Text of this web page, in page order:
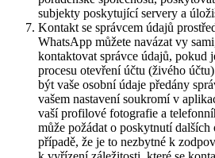
subjekty poskytující servery a
Kontakt se správcem údajů
WhatsApp můžete navázat vy
kontaktovat správce údajů, pokud
procesu otevření účtu (živého
být vaše osobní údaje předány
vašem nastavení soukromí v
vaší profilové fotografie a
může požádat o poskytnutí
případě, že je to nezbytné k